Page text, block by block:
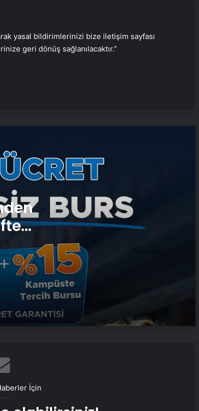
yasal bildirimlerinizi bize iletişim sayfası
geri dönüş sağlanılacaktır.”
Adaylarına Çifte Güvence: Sabit
Ücret ve Kesintisiz Burs
Temmuz Ayındaki Karar
Duruşmasına Çevrildi
Ortopodoloji İle Diyabetik Ayak
Yarası Tedavisi
Nasılnedir.com
Serjoy : Dijital Medya Ajansı, Google
Reklam Ajansı, SEO Ajansı ve Web
Tasarım Ajansı
UETDS Nedir ? Uetds.com İle Akıllı
Bahçe Mobilyaları Seçerken Bilmeniz
İçin